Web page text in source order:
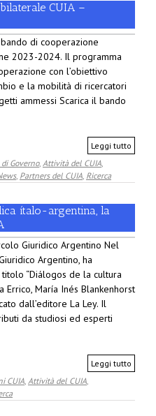
CUIA –
di cooperazione
2023-2024. Il programma
con l’obiettivo
e la mobilità di ricercatori
ammessi Scarica il bando
Leggi tutto
Governo, Attività del CUIA,
, Partners del CUIA, Ricerca
ítalo-argentina, la
Giuridico Argentino Nel
Argentino, ha
“Diálogos de la cultura
Errico, María Inés Blankenhorst
dall’editore La Ley. Il
da studiosi ed esperti
Leggi tutto
CUIA, Attività del CUIA,